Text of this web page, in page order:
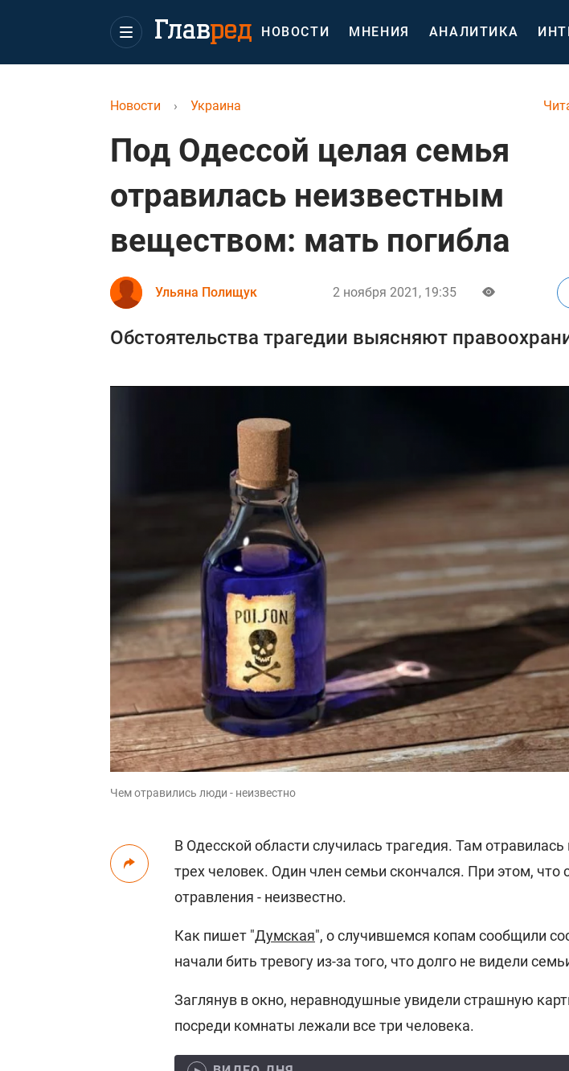
НОВОСТИ МНЕНИЯ АНАЛИТИКА
Новости › Украина
Под Одессой целая семья
отравилась неизвестным
веществом: мать погибла
Ульяна Полищук 2 ноября 2021, 19:35
Обстоятельства трагедии выясняют
Чем отравились люди - неизвестно
В Одесской области случилась трагедия. Там
трех человек. Один член семьи скончался. При этом, что
отравления - неизвестно.
Как пишет "Думская", о случившемся копам сообщили
начали бить тревогу из-за того, что долго не видели
Заглянув в окно, неравнодушные увидели страшную
посреди комнаты лежали все три человека.